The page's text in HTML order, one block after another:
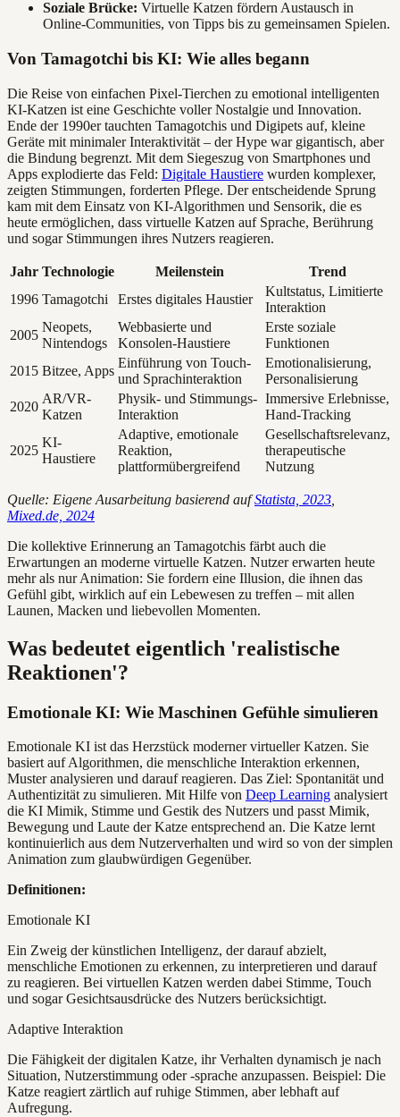
Soziale Brücke: Virtuelle Katzen fördern Austausch in
Online-Communities, von Tipps bis zu gemeinsamen Spielen.
Von Tamagotchi bis KI: Wie alles begann
Die Reise von einfachen Pixel-Tierchen zu emotional intelligenten
KI-Katzen ist eine Geschichte voller Nostalgie und Innovation.
Ende der 1990er tauchten Tamagotchis und Digipets auf, kleine
Geräte mit minimaler Interaktivität – der Hype war gigantisch, aber
die Bindung begrenzt. Mit dem Siegeszug von Smartphones und
Apps explodierte das Feld: Digitale Haustiere wurden komplexer,
zeigten Stimmungen, forderten Pflege. Der entscheidende Sprung
kam mit dem Einsatz von KI-Algorithmen und Sensorik, die es
heute ermöglichen, dass virtuelle Katzen auf Sprache, Berührung
und sogar Stimmungen ihres Nutzers reagieren.
Jahr Technologie Meilenstein
Trend
1996 Tamagotchi Erstes digitales Haustier
Kultstatus, Limitierte
Interaktion
2005
Neopets,
Nintendogs
Webbasierte und
Konsolen-Haustiere
Erste soziale
Funktionen
2015 Bitzee, Apps
Einführung von Touch-
und Sprachinteraktion
Emotionalisierung,
Personalisierung
2020
AR/VR-
Katzen
Physik- und Stimmungs-
Interaktion
Immersive Erlebnisse,
Hand-Tracking
2025
KI-
Haustiere
Adaptive, emotionale
Reaktion,
plattformübergreifend
Gesellschaftsrelevanz,
therapeutische
Nutzung
Quelle: Eigene Ausarbeitung basierend aufStatista, 2023
Mixed.de, 2024
Die kollektive Erinnerung an Tamagotchis färbt auch die
Erwartungen an moderne virtuelle Katzen. Nutzer erwarten heute
mehr als nur Animation: Sie fordern eine Illusion, die ihnen das
Gefühl gibt, wirklich auf ein Lebewesen zu treffen – mit allen
Launen, Macken und liebevollen Momenten.
Was bedeutet eigentlich 'realistische
Reaktionen'?
Emotionale KI: Wie Maschinen Gefühle simulieren
Emotionale KI ist das Herzstück moderner virtueller Katzen. Sie
basiert auf Algorithmen, die menschliche Interaktion erkennen,
Muster analysieren und darauf reagieren. Das Ziel: Spontanität und
Authentizität zu simulieren. Mit Hilfe von Deep Learning analysiert
die KI Mimik, Stimme und Gestik des Nutzers und passt Mimik,
Bewegung und Laute der Katze entsprechend an. Die Katze lernt
kontinuierlich aus dem Nutzerverhalten und wird so von der simplen
Animation zum glaubwürdigen Gegenüber.
Definitionen:
Emotionale KI
Ein Zweig der künstlichen Intelligenz, der darauf abzielt,
menschliche Emotionen zu erkennen, zu interpretieren und darauf
zu reagieren. Bei virtuellen Katzen werden dabei Stimme, Touch
und sogar Gesichtsausdrücke des Nutzers berücksichtigt.
Adaptive Interaktion
Die Fähigkeit der digitalen Katze, ihr Verhalten dynamisch je nach
Situation, Nutzerstimmung oder -sprache anzupassen. Beispiel: Die
Katze reagiert zärtlich auf ruhige Stimmen, aber lebhaft auf
Aufregung.